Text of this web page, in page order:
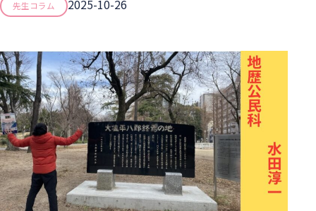
先生コラム 2025-10-26